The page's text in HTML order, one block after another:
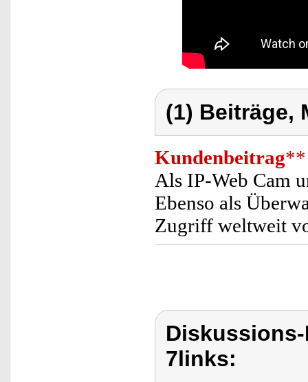
(1) Beiträge,
Kundenbeitrag**
Als IP-Web Cam
Ebenso als
Zugriff weltweit
7links: